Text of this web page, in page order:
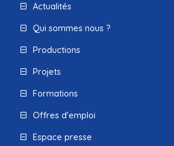
Actualités
Qui sommes nous ?
Productions
Projets
Formations
Offres d'emploi
Espace presse